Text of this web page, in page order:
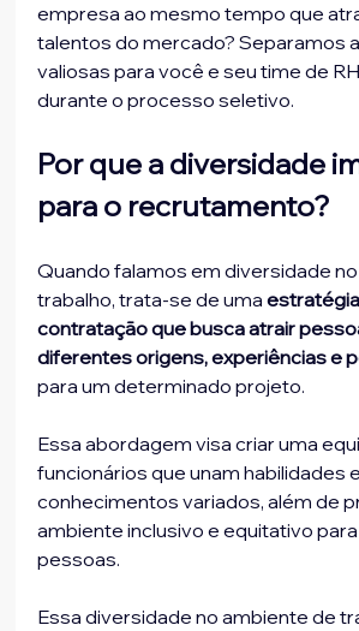
empresa ao mesmo tempo que
talentos do mercado? Separamos
valiosas para você e seu time de
durante o processo seletivo.
Por que a diversidade
para o recrutamento?
Quando falamos em diversidade
trabalho, trata-se de uma
contratação que busca atrair
diferentes origens, experiências e
para um determinado projeto.
Essa abordagem visa criar uma
funcionários que unam habilidades e
conhecimentos variados, além de
ambiente inclusivo e equitativo
pessoas.
Essa diversidade no ambiente de